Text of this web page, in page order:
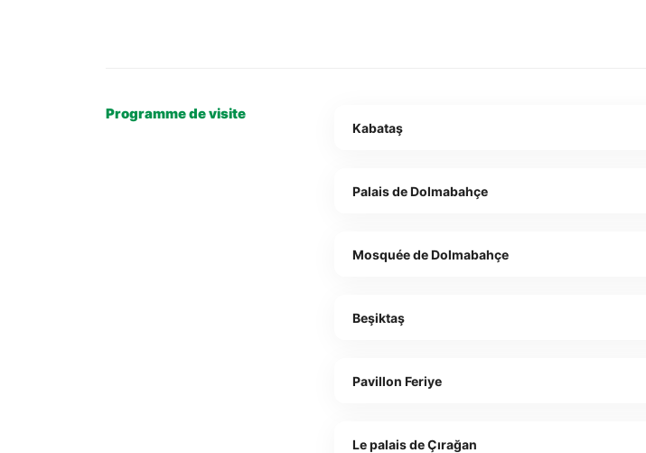
Programme de visite
Kabataş
Palais de Dolmabahçe
Mosquée de Dolmabahçe
Beşiktaş
Pavillon Feriye
Le palais de Çırağan